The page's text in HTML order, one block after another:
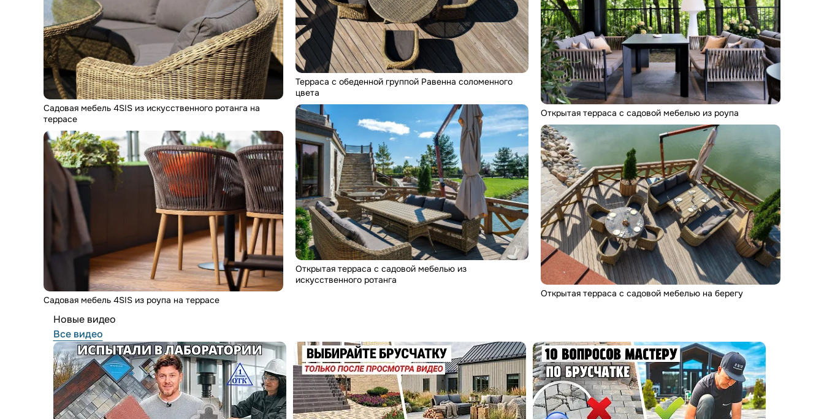
Садовая мебель 4SIS из искусственного ротанга на
террасе
Терраса с обеденной группой Равенна соломенного
цвета
Открытая терраса с садовой мебелью из роупа
Садовая мебель 4SIS из роупа на террасе
Открытая терраса с садовой мебелью из
искусственного ротанга
Открытая терраса с садовой мебелью на берегу
Новые видео
Все видео